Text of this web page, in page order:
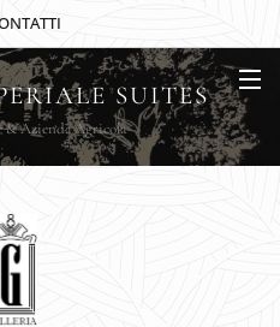
SUITES
& Azienda Agricola